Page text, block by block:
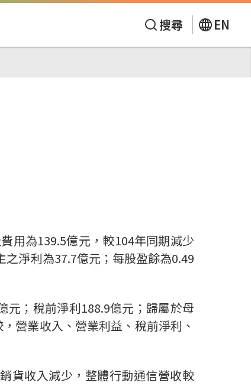
搜尋 EN
用為139.5億元，較104年同期減少
淨利為37.7億元；每股盈餘為0.49
元；稅前淨利188.9億元；歸屬於母
營業收入、營業利益、稅前淨利、
貨收入減少，整體行動通信營收較